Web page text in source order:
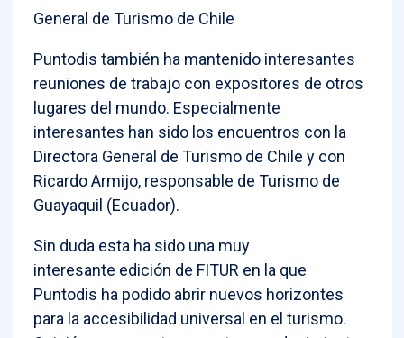
General de Turismo de Chile
Puntodis también ha mantenido interesantes
reuniones de trabajo con expositores de otros
lugares del mundo. Especialmente
interesantes han sido los encuentros con la
Directora General de Turismo de Chile y con
Ricardo Armijo, responsable de Turismo de
Guayaquil (Ecuador).
Sin duda esta ha sido una muy
interesante edición de FITUR en la que
Puntodis ha podido abrir nuevos horizontes
para la accesibilidad universal en el turismo.